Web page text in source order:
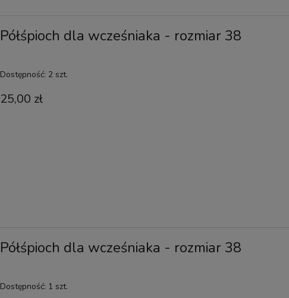
Półśpioch dla wcześniaka - rozmiar 38
Dostępność: 2 szt.
25,00 zł
Półśpioch dla wcześniaka - rozmiar 38
Dostępność: 1 szt.